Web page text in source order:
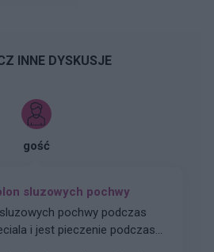
INNE DYSKUSJE
gość
sluzowych pochwy
pochwy podczas
i jest pieczenie podczas